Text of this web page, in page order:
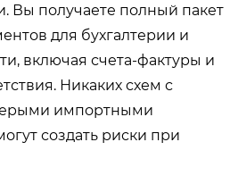
Вы получаете полный пакет
для бухгалтерии и
включая счета-фактуры и
Никаких схем с
импортными
создать риски при